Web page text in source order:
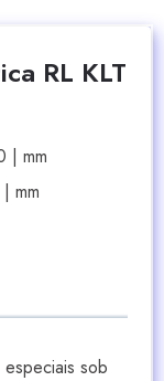
RL KLT
| mm
mm
sob